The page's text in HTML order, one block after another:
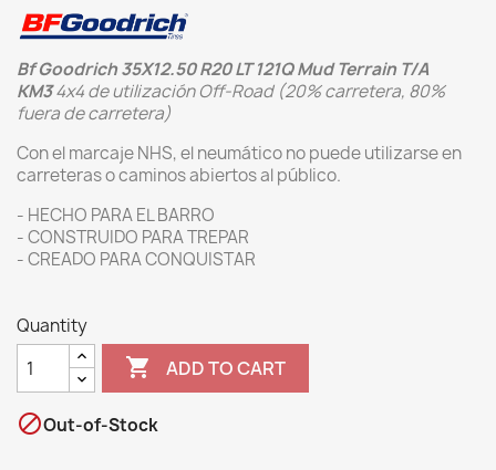
Bf Goodrich 35X12.50 R20 LT 121Q Mud Terrain T/A
KM34x4 de utilización Off-Road (20% carretera, 80%
fuera de carretera)
Con el marcaje NHS, el neumático no puede utilizarse en
carreteras o caminos abiertos al público.
- HECHO PARA EL BARRO
- CONSTRUIDO PARA TREPAR
- CREADO PARA CONQUISTAR
Quantity
 ADD TO CART
Out-of-Stock